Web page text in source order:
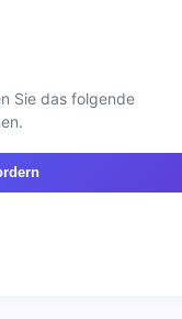
Sie das folgende